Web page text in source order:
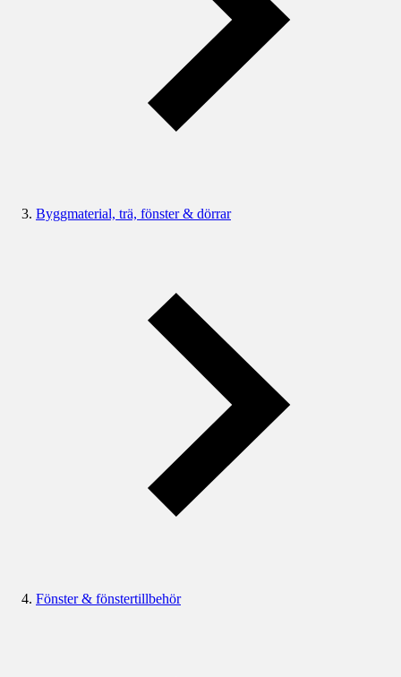
Byggmaterial, trä, fönster & dörrar
Fönster & fönstertillbehör